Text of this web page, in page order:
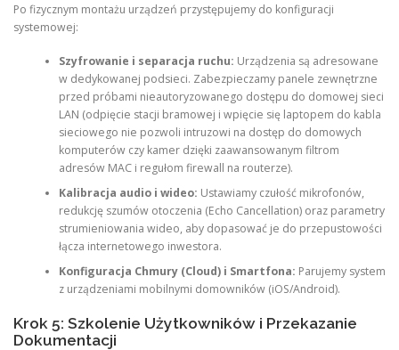
Po fizycznym montażu urządzeń przystępujemy do konfiguracji
systemowej:
Szyfrowanie i separacja ruchu: Urządzenia są adresowane
w dedykowanej podsieci. Zabezpieczamy panele zewnętrzne
przed próbami nieautoryzowanego dostępu do domowej sieci
LAN (odpięcie stacji bramowej i wpięcie się laptopem do kabla
sieciowego nie pozwoli intruzowi na dostęp do domowych
komputerów czy kamer dzięki zaawansowanym filtrom
adresów MAC i regułom firewall na routerze).
Kalibracja audio i wideo: Ustawiamy czułość mikrofonów,
redukcję szumów otoczenia (Echo Cancellation) oraz parametry
strumieniowania wideo, aby dopasować je do przepustowości
łącza internetowego inwestora.
Konfiguracja Chmury (Cloud) i Smartfona: Parujemy system
z urządzeniami mobilnymi domowników (iOS/Android).
Krok 5: Szkolenie Użytkowników i Przekazanie
Dokumentacji